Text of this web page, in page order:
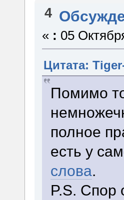
4
« : 05
Цитата:
Помимо
полное
есть у
слова.
P.S. Спор